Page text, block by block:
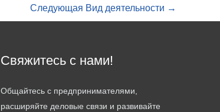
Следующая Вид деятельности →
Свяжитесь с нами!
Общайтесь с предпринимателями,
расширяйте деловые связи и развивайте